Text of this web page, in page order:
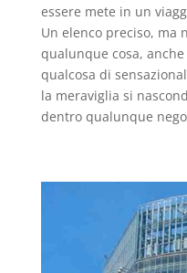
essere mete in un
Un elenco preciso, ma
qualunque cosa,
qualcosa di
la meraviglia si
dentro qualunque